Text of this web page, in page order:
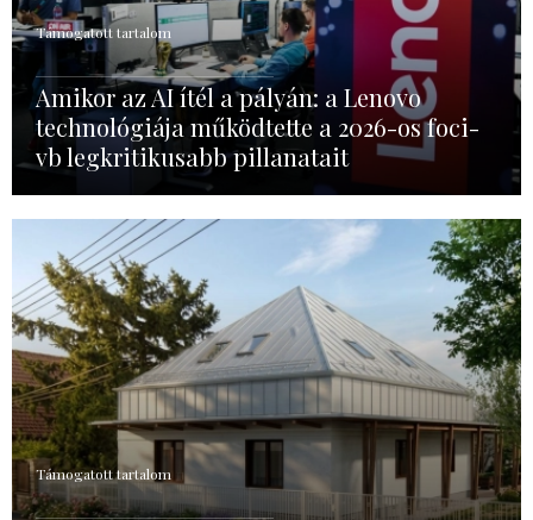
Támogatott tartalom
Amikor az AI ítél a pályán: a Lenovo
technológiája működtette a 2026-os foci-
vb legkritikusabb pillanatait
Támogatott tartalom